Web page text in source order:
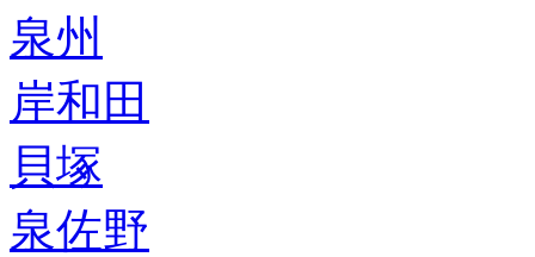
泉州
岸和田
貝塚
泉佐野